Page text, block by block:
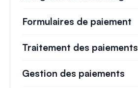
Formulaires de paiement
Traitement des paiements
Gestion des paiements